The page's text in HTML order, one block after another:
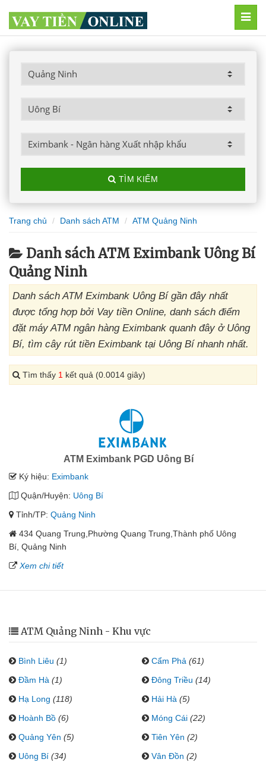
TÌM KIẾM
Trang chủ Danh sách ATM ATM Quảng Ninh
Danh sách ATM Eximbank Uông Bí
Quảng Ninh
Danh sách ATM Eximbank Uông Bí gần đây nhất
được tổng hợp bởi Vay tiền Online, danh sách điểm
đặt máy ATM ngân hàng Eximbank quanh đây ở Uông
Bí, tìm cây rút tiền Eximbank tại Uông Bí nhanh nhất.
Tìm thấy 1 kết quả (0.0014 giây)
ATM Eximbank PGD Uông Bí
Ký hiệu: Eximbank
Quận/Huyện: Uông Bí
Tỉnh/TP: Quảng Ninh
434 Quang Trung,Phường Quang Trung,Thành phố Uông
Bí, Quảng Ninh
Xem chi tiết
ATM Quảng Ninh - Khu vực
Bình Liêu (1) Cẩm Phả (61)
Đầm Hà (1) Đông Triều (14)
Hạ Long (118) Hải Hà (5)
Hoành Bồ (6) Móng Cái (22)
Quảng Yên (5) Tiên Yên (2)
Uông Bí (34) Vân Đồn (2)